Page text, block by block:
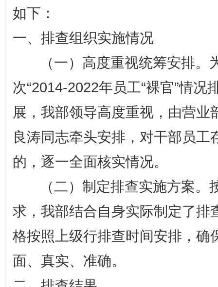
如下：
一、排查组织实施情况
（一）高度重视统筹安排。
次“2014-2022年员工“裸官”情况
展，我部领导高度重视，由营业
良涛同志牵头安排，对干部员工
的，逐一全面核实情况。
（二）制定排查实施方案。
求，我部结合自身实际制定了排
格按照上级行排查时间安排，确
面、真实、准确。